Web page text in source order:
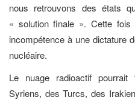
nous retrouvons des états
« solution finale ». Cette
incompétence à une dictature
nucléaire.
Le nuage radioactif
Syriens, des Turcs, des